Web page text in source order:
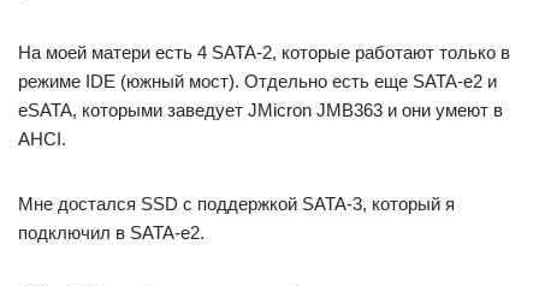
На моей матери есть 4 SATA-2, которые работают только в
режиме IDE (южный мост). Отдельно есть еще SATA-e2 и
eSATA, которыми заведует JMicron JMB363 и они умеют в
AHCI.
Мне достался SSD с поддержкой SATA-3, который я
подключил в SATA-e2.